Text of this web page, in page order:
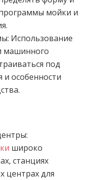
мойки и
Использование
машинного
под
особенности
широко
станциях
центрах для